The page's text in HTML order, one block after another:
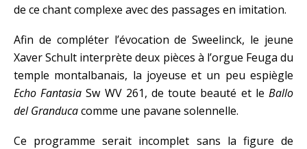
de ce chant complexe avec des passages en imitation.
Afin de compléter l’évocation de Sweelinck, le jeune
Xaver Schult interprète deux pièces à l’orgue Feuga du
temple montalbanais, la joyeuse et un peu espiègle
Echo Fantasia Sw WV 261, de toute beauté et leBallo
del Granducacomme une pavane solennelle.
Ce programme serait incomplet sans la figure de